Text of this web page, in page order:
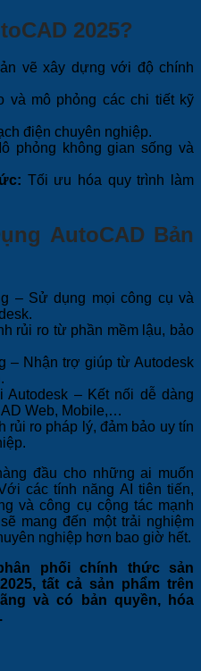
2025?
vẽ xây dựng với độ chính
và mô phỏng các chi tiết kỹ
điện chuyên nghiệp.
phỏng không gian sống và
Tối ưu hóa quy trình làm
AutoCAD Bản
– Sử dụng mọi công cụ và
rủi ro từ phần mềm lậu, bảo
– Nhận trợ giúp từ Autodesk
– Kết nối dễ dàng
Web, Mobile,…
rủi ro pháp lý, đảm bảo uy tín
đầu cho những ai muốn
các tính năng AI tiên tiến,
và công cụ cộng tác mạnh
mang đến một trải nghiệm
nghiệp hơn bao giờ hết.
phối chính thức sản
tất cả sản phẩm trên
và có bản quyền, hóa